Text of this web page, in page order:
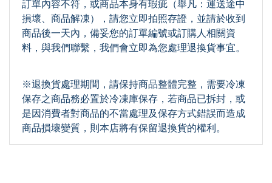
訂單內容不符，或商品本身有瑕疵（舉凡：運送途中
損壞、商品解凍），請您立即拍照存證，並請於收到
商品後一天內，備妥您的訂單編號或訂購人相關資
料，與我們聯繫，我們會立即為您處理退換貨事宜。
※退換貨處理期間，請保持商品整體完整，需要冷凍
保存之商品務必置於冷凍庫保存，若商品已拆封，或
是因消費者對商品的不當處理及保存方式錯誤而造成
商品損壞變質，則本店將有保留退換貨的權利。